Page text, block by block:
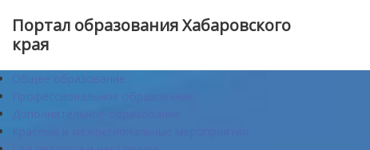
Портал образования Хабаровского
края
Общее образование
Профессиональное образование
Дополнительное образование
Краевые и межрегиональные мероприятия